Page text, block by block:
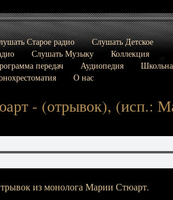
Старое радио
Слушать Детское
Слушать Музыку
Коллекция
передач
Аудиопедия
О нас
- (отрывок), (исп.:
из монолога Марии Стюарт.